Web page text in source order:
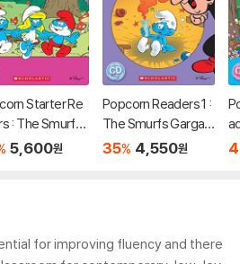
Starter Re
: The Smurfs
are the Smurf
5,600원
Popcorn Readers 1 :
The Smurfs Garga
mel's Magic Spell
35% 4,550원
for improving fluency and there